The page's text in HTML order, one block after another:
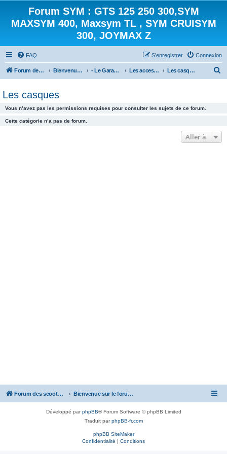
Forum SYM : GTS 125 250 300,SYM
MAXSYM 400, Maxsym TL , SYM CRUISYM
300, JOYMAX Z
FAQ Connexion
S’enregistrer
Forum des scooters SYM - GTS -MAXSYM - CRUISYM - JOYMAX - Maxsym TL Bienvenue sur le forum des scooters de la gamme SYM - Le Garage - Les accessoires Les casques
r
c
Les casques
Vous n’avez pas les permissions requises pour consulter les sujets de ce forum.
Cette catégorie n’a pas de forum.
Aller à
Forum des scooters SYM - GTS -MAXSYM - CRUISYM - JOYMAX - Maxsym TL Bienvenue sur le forum des scooters de la gamme SYM
Développé parphpBB® Forum Software © phpBB Limited
Traduit parphpBB-fr.com
phpBB SiteMaker
Confidentialité | Conditions